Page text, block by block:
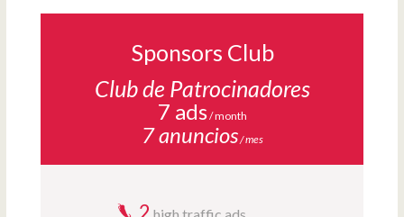
Sponsors Club
Club de Patrocinadores
7 ads/ month
7 anuncios/ mes
2